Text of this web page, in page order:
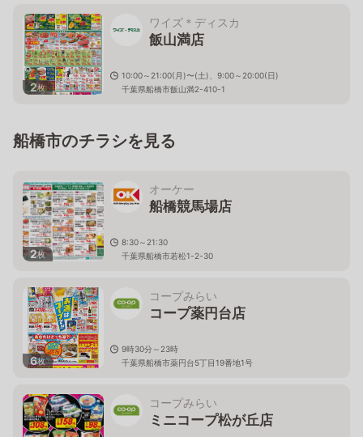
2枚
ワイズ＊ディスカ
飯山満店
10:00～21:00(月)〜(土)、9:00～20:00(日)
千葉県船橋市飯山満2-410-1
船橋市のチラシを見る
2枚
オーケー
船橋競馬場店
8:30～21:30
千葉県船橋市若松1-2-30
6枚
コープみらい
コープ薬円台店
9時30分～23時
千葉県船橋市薬円台5丁目19番地1号
コープみらい
ミニコープ松が丘店